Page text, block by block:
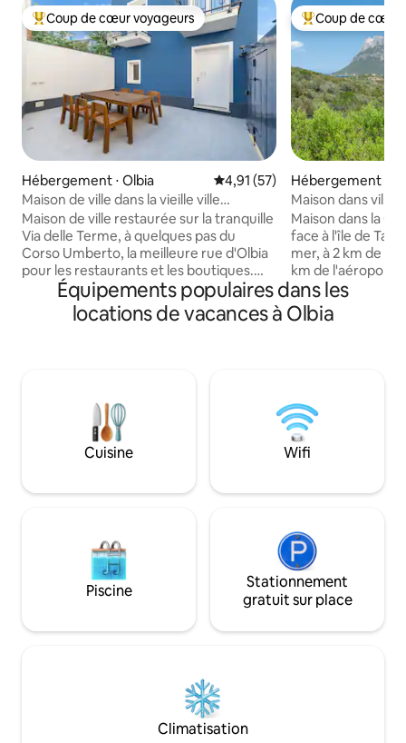
Coups de cœur voyageurs les plus appréciés
Coup de cœur voyageurs
Hébergement ⋅ Olbia Évaluation moyenne sur la
4,91 (57)
Maison de ville dans la vieille ville
d'Olbia | Terrasse privée | 2 chambres
Maison de ville restaurée sur la tranquille
Via delle Terme, à quelques pas du
Corso Umberto, la meilleure rue d'Olbia
pour les restaurants et les boutiques.
Deux chambres, 1,5 salle de bain et une
terrasse privée avec une table à manger
pour six personnes pour prendre le
plage compris : parasol, serviettes et
glacière. En dehors de la ZTL, donc pas
d'amendes de circulation. Géré par
RENTAL12 : de vraies personnes, des
700 évaluations 5 étoiles sur l'ensemble
Coups de cœur
Coup de cœur
Hébergement ⋅
Maison dans villa
vue
Maison dans la
face à l'île de
mer, à 2 km de
km de l'aéroport
excellent état et
doubles avec
avec canapé-lit
avec vue sur la
extérieure, un
parking à
voiture. Wi-Fi à
Équipements populaires dans les
locations de vacances à Olbia
Cuisine Wifi
Piscine
Stationnement
gratuit sur place
Climatisation